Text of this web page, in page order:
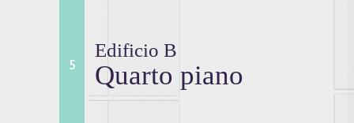
Edificio B
Quarto piano
5